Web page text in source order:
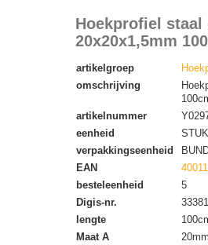
Hoekprofiel
20x20x1,5mm
artikelgroep
omschrijving
artikelnummer
eenheid
STUK
verpakkingseenheid
EAN
besteleenheid
5
Digis-nr.
lengte
Maat A
20mm